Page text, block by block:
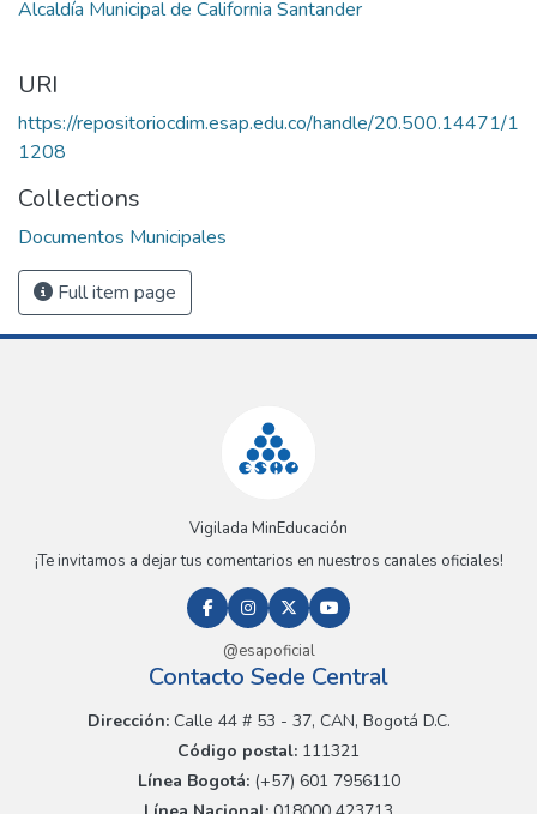
Alcaldía Municipal de California Santander
URI
https://repositoriocdim.esap.edu.co/handle/20.500.14471/1
1208
Collections
Documentos Municipales
Full item page
Vigilada MinEducación
¡Te invitamos a dejar tus comentarios en nuestros canales oficiales!
@esapoficial
Contacto Sede Central
Dirección:Calle 44 # 53 - 37, CAN, Bogotá D.C.
Código postal: 111321
Línea Bogotá:(+57) 601 7956110